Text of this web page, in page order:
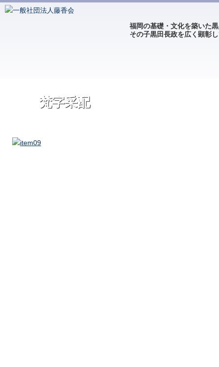
福岡の基礎・文化を築いた
その子黒田長政を広く顕彰
梵字采配